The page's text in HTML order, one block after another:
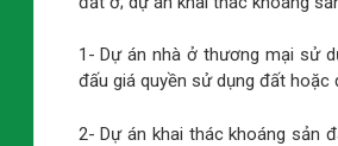
1- Dự án nhà ở thương mại sử
đấu giá quyền sử dụng đất
2- Dự án khai thác khoáng sản